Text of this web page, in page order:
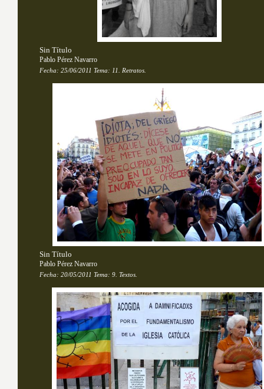
Sin Título
Pablo Pérez Navarro
Fecha: 25/06/2011 Tema: 11. Retratos.
Sin Título
Pablo Pérez Navarro
Fecha: 20/05/2011 Tema: 9. Textos.